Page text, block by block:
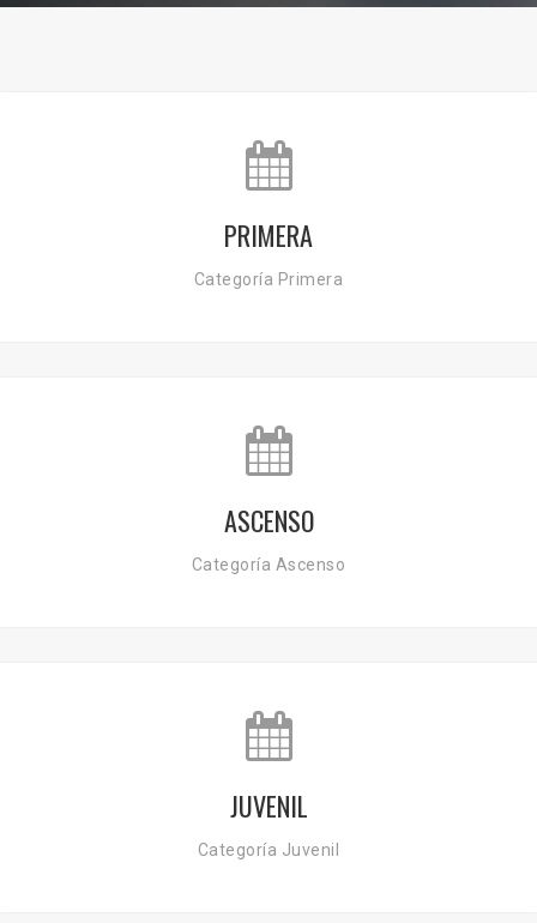
PRIMERA
Categoría Primera
ASCENSO
Categoría Ascenso
JUVENIL
Categoría Juvenil